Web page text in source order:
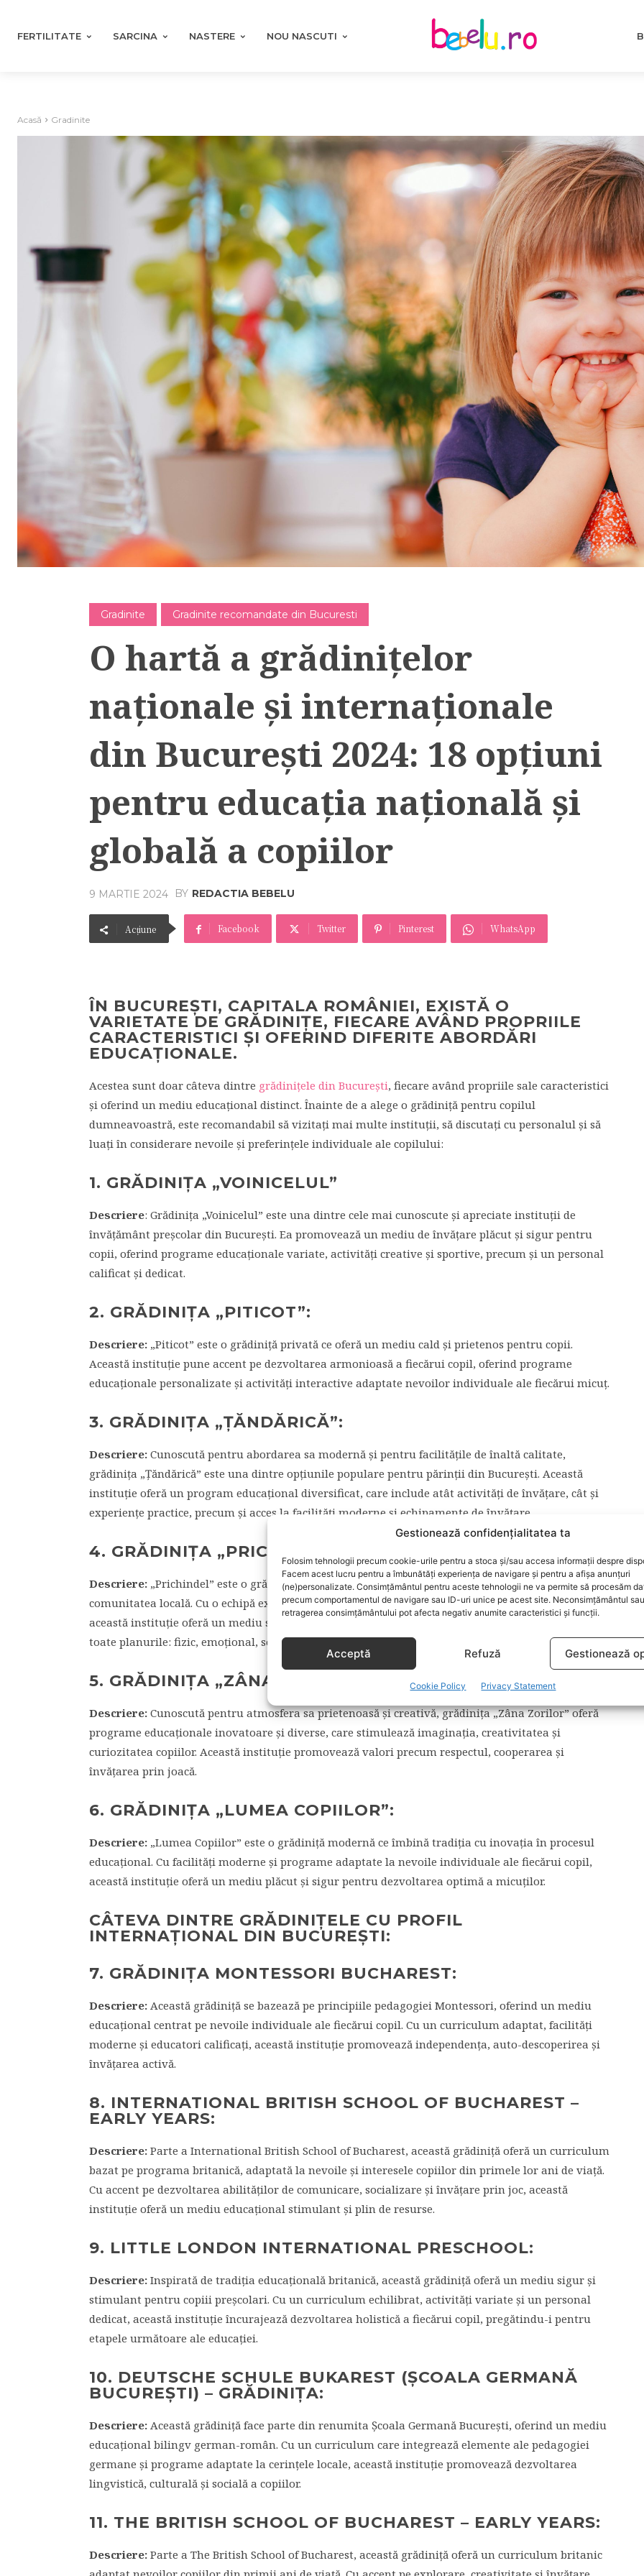
Gestionează confidențialitatea ta
Folosim tehnologii precum cookie-urile pentru a stoca și/sau accesa informații despre
Facem acest lucru pentru a îmbunătăți experiența de navigare și pentru a afișa anunțuri
(ne)personalizate. Consimțământul pentru aceste tehnologii ne va permite să procesăm
precum comportamentul de navigare sau ID-uri unice pe acest site. Neconsimțământul sau
retragerea consimțământului pot afecta negativ anumite caracteristici și funcții.
Acceptă Refuză Gestionează
Cookie Policy Privacy Statement
FERTILITATE SARCINA NASTERE NOU NASCUTI
Acasă Gradinite
Gradinite Gradinite recomandate din Bucuresti
O hartă a grădinițelor
naționale și internaționale
din București 2024: 18 opțiuni
pentru educația națională și
globală a copiilor
9 MARTIE 2024 BY REDACTIA BEBELU
Acțiune Facebook Twitter Pinterest WhatsApp
ÎN BUCUREȘTI, CAPITALA ROMÂNIEI, EXISTĂ O
VARIETATE DE GRĂDINIȚE, FIECARE AVÂND PROPRIILE
CARACTERISTICI ȘI OFERIND DIFERITE ABORDĂRI
EDUCAȚIONALE.
Acestea sunt doar câteva dintre grădinițele din București, fiecare având propriile sale caracteristici
și oferind un mediu educațional distinct. Înainte de a alege o grădiniță pentru copilul
dumneavoastră, este recomandabil să vizitați mai multe instituții, să discutați cu personalul și să
luați în considerare nevoile și preferințele individuale ale copilului:
1. GRĂDINIȚA „VOINICELUL”
Descriere: Grădinița „Voinicelul” este una dintre cele mai cunoscute și apreciate instituții de
învățământ preșcolar din București. Ea promovează un mediu de învățare plăcut și sigur pentru
copii, oferind programe educaționale variate, activități creative și sportive, precum și un personal
calificat și dedicat.
2. GRĂDINIȚA „PITICOT”:
Descriere: „Piticot” este o grădiniță privată ce oferă un mediu cald și prietenos pentru copii.
Această instituție pune accent pe dezvoltarea armonioasă a fiecărui copil, oferind programe
educaționale personalizate și activități interactive adaptate nevoilor individuale ale fiecărui micuț.
3. GRĂDINIȚA „ȚĂNDĂRICĂ”:
Descriere: Cunoscută pentru abordarea sa modernă și pentru facilitățile de înaltă calitate,
grădinița „Țăndărică” este una dintre opțiunile populare pentru părinții din București. Această
instituție oferă un program educațional diversificat, care include atât activități de învățare, cât și
experiențe practice, precum și acces la facilități moderne și echipamente de învățare.
4. GRĂDINIȚA „PRICHINDEL”:
Descriere: „Prichindel” este o grădiniță tradițională ce se bucură de o reputație solidă în
comunitatea locală. Cu o echipă experimentată de educatori și un curriculum bine structurat,
această instituție oferă un mediu sigur și stimulant pentru copii, încurajând dezvoltarea lor pe
toate planurile: fizic, emoțional, social și intelectual.
5. GRĂDINIȚA „ZÂNA ZORILOR”:
Descriere: Cunoscută pentru atmosfera sa prietenoasă și creativă, grădinița „Zâna Zorilor” oferă
programe educaționale inovatoare și diverse, care stimulează imaginația, creativitatea și
curiozitatea copiilor. Această instituție promovează valori precum respectul, cooperarea și
învățarea prin joacă.
6. GRĂDINIȚA „LUMEA COPIILOR”:
Descriere: „Lumea Copiilor” este o grădiniță modernă ce îmbină tradiția cu inovația în procesul
educațional. Cu facilități moderne și programe adaptate la nevoile individuale ale fiecărui copil,
această instituție oferă un mediu plăcut și sigur pentru dezvoltarea optimă a micuților.
CÂTEVA DINTRE GRĂDINIȚELE CU PROFIL
INTERNAȚIONAL DIN BUCUREȘTI:
7. GRĂDINIȚA MONTESSORI BUCHAREST:
Descriere: Această grădiniță se bazează pe principiile pedagogiei Montessori, oferind un mediu
educațional centrat pe nevoile individuale ale fiecărui copil. Cu un curriculum adaptat, facilități
moderne și educatori calificați, această instituție promovează independența, auto-descoperirea și
învățarea activă.
8. INTERNATIONAL BRITISH SCHOOL OF BUCHAREST –
EARLY YEARS:
Descriere: Parte a International British School of Bucharest, această grădiniță oferă un curriculum
bazat pe programa britanică, adaptată la nevoile și interesele copiilor din primele lor ani de viață.
Cu accent pe dezvoltarea abilităților de comunicare, socializare și învățare prin joc, această
instituție oferă un mediu educațional stimulant și plin de resurse.
9. LITTLE LONDON INTERNATIONAL PRESCHOOL:
Descriere: Inspirată de tradiția educațională britanică, această grădiniță oferă un mediu sigur și
stimulant pentru copiii preșcolari. Cu un curriculum echilibrat, activități variate și un personal
dedicat, această instituție încurajează dezvoltarea holistică a fiecărui copil, pregătindu-i pentru
etapele următoare ale educației.
10. DEUTSCHE SCHULE BUKAREST (ȘCOALA GERMANĂ
BUCUREȘTI) – GRĂDINIȚA:
Descriere: Această grădiniță face parte din renumita Școala Germană București, oferind un mediu
educațional bilingv german-român. Cu un curriculum care integrează elemente ale pedagogiei
germane și programe adaptate la cerințele locale, această instituție promovează dezvoltarea
lingvistică, culturală și socială a copiilor.
11. THE BRITISH SCHOOL OF BUCHAREST – EARLY YEARS:
Descriere: Parte a The British School of Bucharest, această grădiniță oferă un curriculum britanic